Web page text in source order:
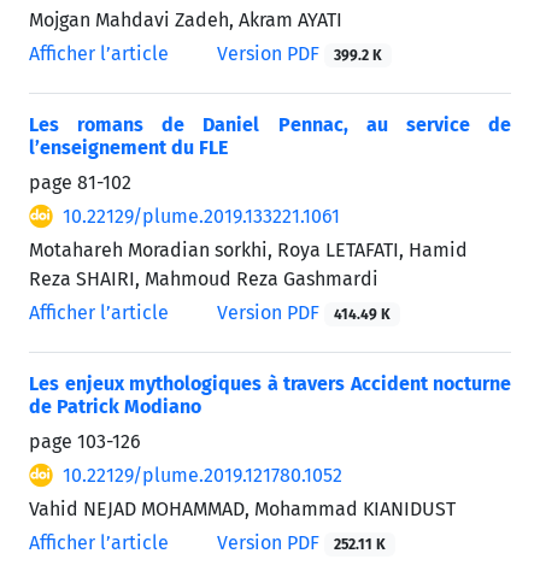
Mojgan Mahdavi Zadeh, Akram AYATI
Afficher l’article
Version PDF 399.2 K
Les romans de Daniel Pennac, au service de
l’enseignement du FLE
page 81-102
10.22129/plume.2019.133221.1061
Motahareh Moradian sorkhi, Roya LETAFATI, Hamid
Reza SHAIRI, Mahmoud Reza Gashmardi
Afficher l’article
Version PDF 414.49 K
Les enjeux mythologiques à travers Accident nocturne
de Patrick Modiano
page 103-126
10.22129/plume.2019.121780.1052
Vahid NEJAD MOHAMMAD, Mohammad KIANIDUST
Afficher l’article
Version PDF 252.11 K